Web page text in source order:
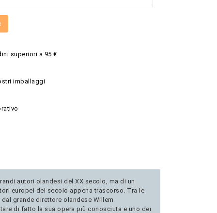
superiori a 95 €
imballaggi
autori olandesi del XX secolo, ma di un
europei del secolo appena trascorso. Tra le
grande direttore olandese Willem
di fatto la sua opera più conosciuta e uno dei